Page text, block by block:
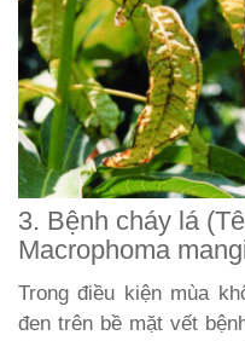
3. Bệnh cháy lá
Macrophoma
Trong điều kiện mùa
đen trên bề mặt vết